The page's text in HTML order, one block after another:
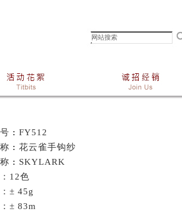
: FY512
: 花云雀手钩纱
: SKYLARK
12色
± 45g
± 83m